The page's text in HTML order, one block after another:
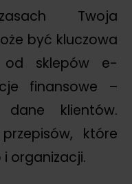
Twoja
być kluczowa
od sklepów e-
finansowe –
dane klientów.
które
organizacji.